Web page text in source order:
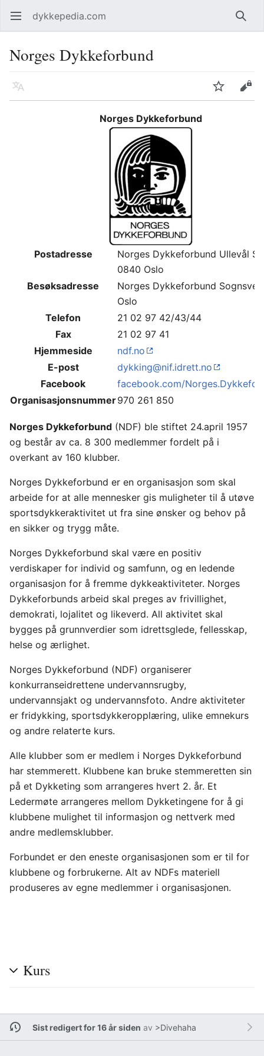
Åpne hovedmenyen dykkepedia.com Søk
Norges Dykkeforbund
Språk Overvåk Rediger
Norges Dykkeforbund
Postadresse
Norges Dykkeforbund Ullevål
0840 Oslo
Besøksadresse
Norges Dykkeforbund
Oslo
Telefon
21 02 97 42/43/44
Fax
21 02 97 41
Hjemmeside
ndf.no
E-post
dykking@nif.idrett.no
Facebook
facebook.com/
Organisasjonsnummer970 261 850
Norges Dykkeforbund (NDF) ble stiftet 24.april 1957
og består av ca. 8 300 medlemmer fordelt på i
overkant av 160 klubber.
Norges Dykkeforbund er en organisasjon som skal
arbeide for at alle mennesker gis muligheter til å utøve
sportsdykkeraktivitet ut fra sine ønsker og behov på
en sikker og trygg måte.
Norges Dykkeforbund skal være en positiv
verdiskaper for individ og samfunn, og en ledende
organisasjon for å fremme dykkeaktiviteter. Norges
Dykkeforbunds arbeid skal preges av frivillighet,
demokrati, lojalitet og likeverd. All aktivitet skal
bygges på grunnverdier som idrettsglede, fellesskap,
helse og ærlighet.
Norges Dykkeforbund (NDF) organiserer
konkurranseidrettene undervannsrugby,
undervannsjakt og undervannsfoto. Andre aktiviteter
er fridykking, sportsdykkeropplæring, ulike emnekurs
og andre relaterte kurs.
Alle klubber som er medlem i Norges Dykkeforbund
har stemmerett. Klubbene kan bruke stemmeretten sin
på et Dykketing som arrangeres hvert 2. år. Et
Ledermøte arrangeres mellom Dykketingene for å gi
klubbene mulighet til informasjon og nettverk med
andre medlemsklubber.
Forbundet er den eneste organisasjonen som er til for
klubbene og forbrukerne. Alt av NDFs materiell
produseres av egne medlemmer i organisasjonen.
Kurs
Sist redigert for 16 år siden av >Divehaha